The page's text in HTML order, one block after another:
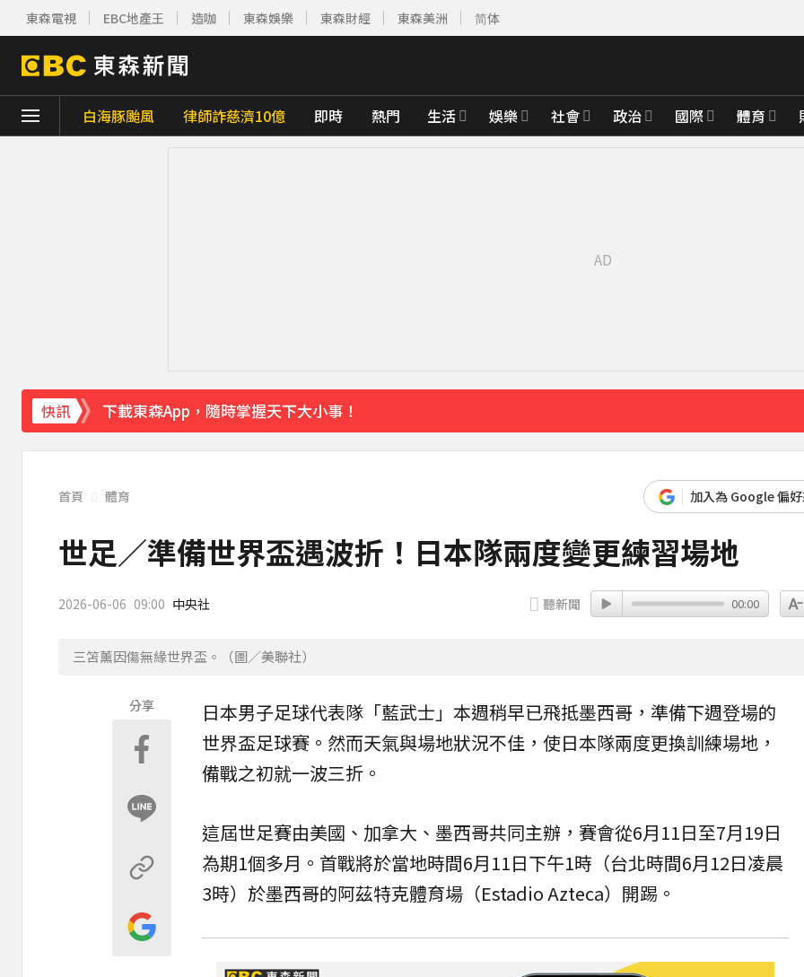
東森電視 EBC地產王 造咖 東森娛樂 東森財經 東森美洲 简体
白海豚颱風 律師詐慈濟10億 即時 熱門 生活 娛樂 社會 政治 國際 體育
快訊
「白海豚」逼近！最新暴風圈侵襲率曝 一縣市達59％
首頁 體育 加入為 Google 偏
世足／準備世界盃遇波折！日本隊兩度變更練習場地
2026-06-06 09:00 中央社 聽新聞 00:00
三笘薰因傷無緣世界盃。（圖／美聯社）
分享 日本男子足球代表隊「藍武士」本週稍早已飛抵墨西哥，準備下週登場的
世界盃足球賽。然而天氣與場地狀況不佳，使日本隊兩度更換訓練場地，
備戰之初就一波三折。
這屆世足賽由美國、加拿大、墨西哥共同主辦，賽會從6月11日至7月19日
為期1個多月。首戰將於當地時間6月11日下午1時（台北時間6月12日凌晨
3時）於墨西哥的阿茲特克體育場（Estadio Azteca）開踢。